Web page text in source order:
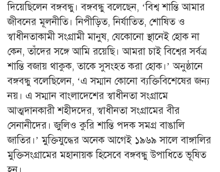
দিয়েছিলেন বঙ্গবন্ধু। বঙ্গবন্ধু বলেছেন, ‘বিশ্ব শান্তি আমার
জীবনের মূলনীতি। নিপীড়িত, নির্যাতিত, শোষিত ও
স্বাধীনতাকামী সংগ্রামী মানুষ, যেকোনো স্থানেই হোক না
কেন, তাঁদের সঙ্গে আমি রয়েছি। আমরা চাই বিশ্বের সর্বত্র
শান্তি বজায় থাকুক, তাকে সুসংহত করা হোক।’ অনুষ্ঠানে
বঙ্গবন্ধু বলেছিলেন, ‘এ সম্মান কোনো ব্যক্তিবিশেষের জন্য
নয়। এ সম্মান বাংলাদেশের স্বাধীনতা সংগ্রামে
আত্মদানকারী শহীদদের, স্বাধীনতা সংগ্রামের বীর
সেনানীদের। জুলিও কুরি শান্তি পদক সমগ্র বাঙালি
জাতির।’ মুক্তিযুদ্ধের অনেক আগেই ১৯৬৯ সালে বাঙ্গালির
মুক্তিসংগ্রামের মহানায়ক হিসেবে বঙ্গবন্ধু উপাধিতে ভূষিত